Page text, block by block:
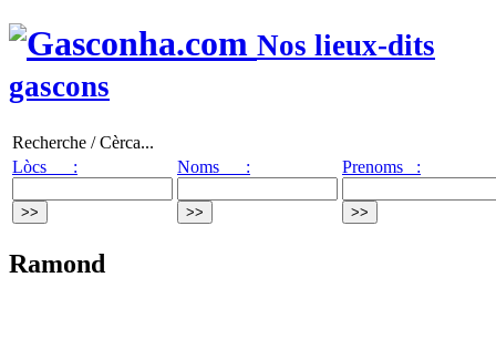
Nos lieux-dits
gascons
Recherche / Cèrca...
Lòcs :
Noms : Prenoms :
Ramond